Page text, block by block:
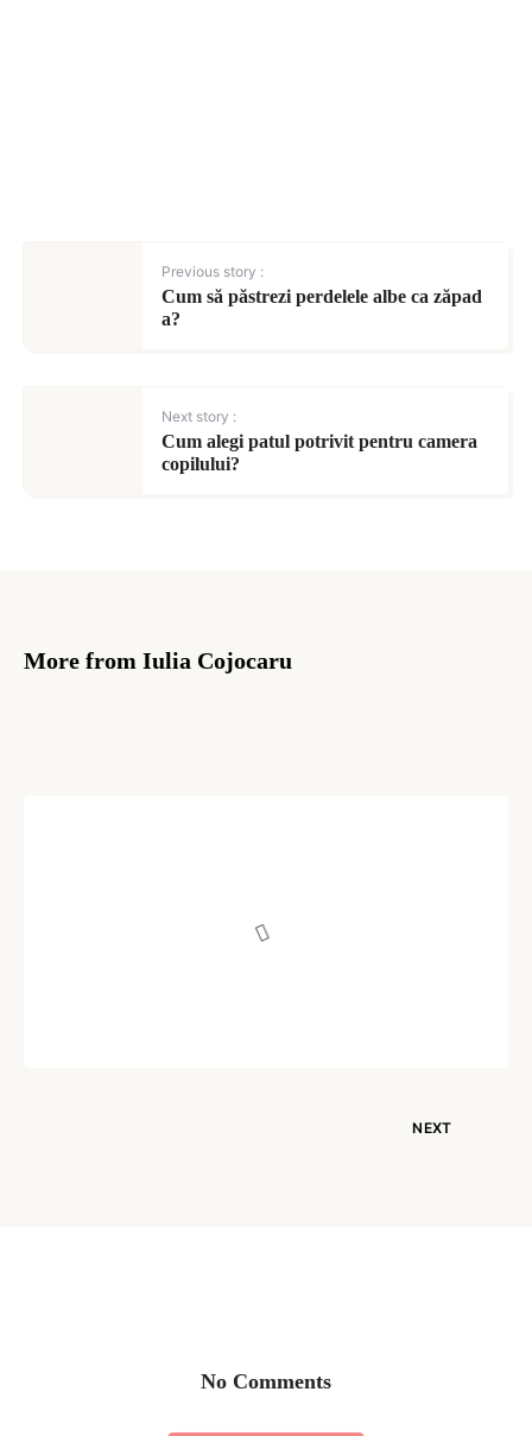
Previous story :
Cum să păstrezi perdelele albe ca zăpad
a?
Next story :
Cum alegi patul potrivit pentru camera
copilului?
More from Iulia Cojocaru
NEXT
No Comments